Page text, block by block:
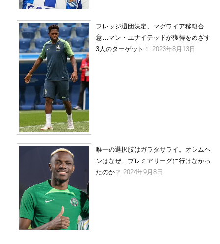
フレッジ退団決定、マグワイア移籍合
意…マン・ユナイテッドが獲得をめざす
3人のターゲット！ 2023年8月13日
唯一の選択肢はガラタサライ。オシムヘ
ンはなぜ、プレミアリーグに行けなかっ
たのか？ 2024年9月8日